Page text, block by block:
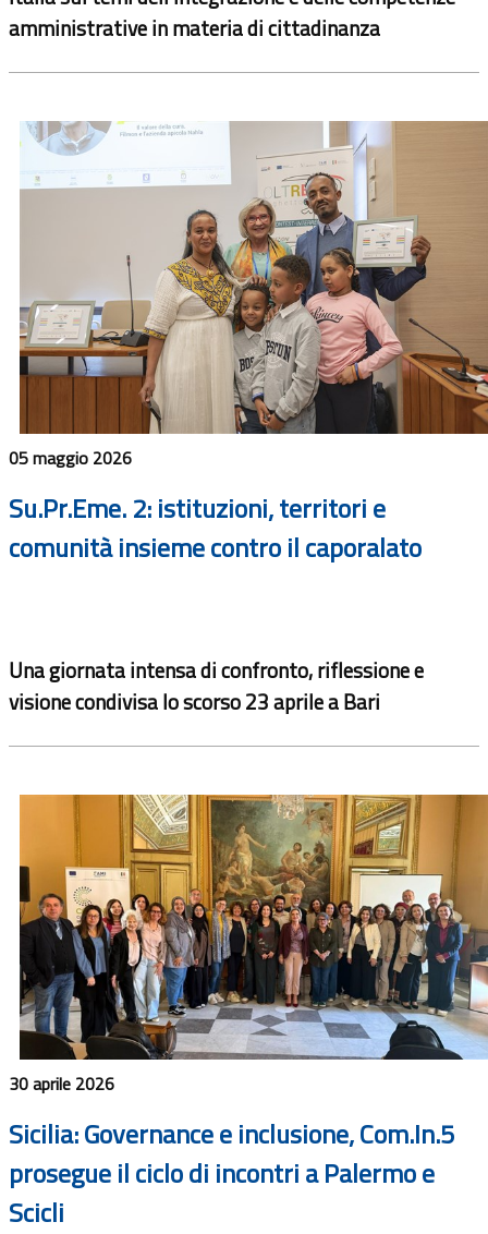
amministrative in materia di cittadinanza
05 maggio 2026
Su.Pr.Eme. 2: istituzioni, territori e
comunità insieme contro il caporalato
Una giornata intensa di confronto, riflessione e
visione condivisa lo scorso 23 aprile a Bari
30 aprile 2026
Sicilia: Governance e inclusione, Com.In.5
prosegue il ciclo di incontri a Palermo e
Scicli